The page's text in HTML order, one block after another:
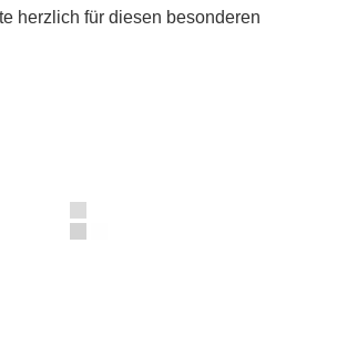
herzlich für diesen besonderen